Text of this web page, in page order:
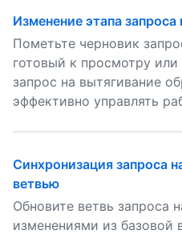
Изменение этапа запроса
Пометьте черновик
готовый к просмотру
запрос на вытягивание
эффективно управлять
Синхронизация запроса
ветвью
Обновите ветвь запроса
изменениями из базовой